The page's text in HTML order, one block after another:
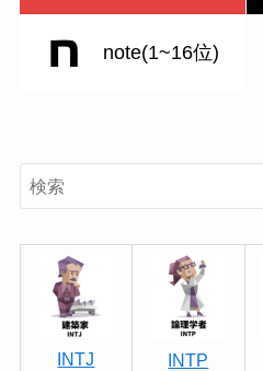
note(1~16位)
INTJ
INTP